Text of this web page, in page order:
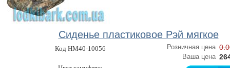
Сиденье пластиковое Рэй мягкое
Код HM40-10056 Розничная цена
Ваша цена